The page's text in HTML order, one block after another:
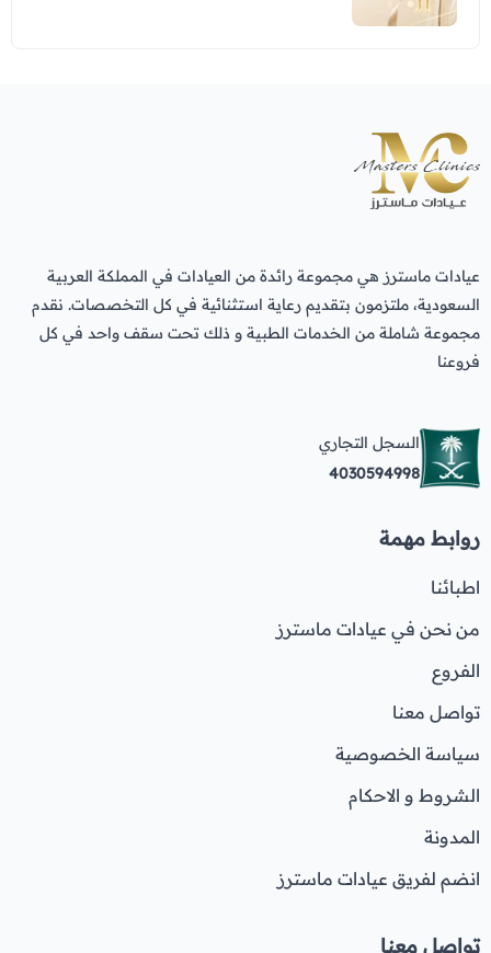
عيادات ماسترز هي مجموعة رائدة من العيادات في المملكة العربية
السعودية، ملتزمون بتقديم رعاية استثنائية في كل التخصصات. نقدم
مجموعة شاملة من الخدمات الطبية و ذلك تحت سقف واحد في كل
فروعنا
السجل التجاري
4030594998
روابط مهمة
اطبائنا
من نحن في عيادات ماسترز
الفروع
تواصل معنا
سياسة الخصوصية
الشروط و الاحكام
المدونة
انضم لفريق عيادات ماسترز
تواصل معنا